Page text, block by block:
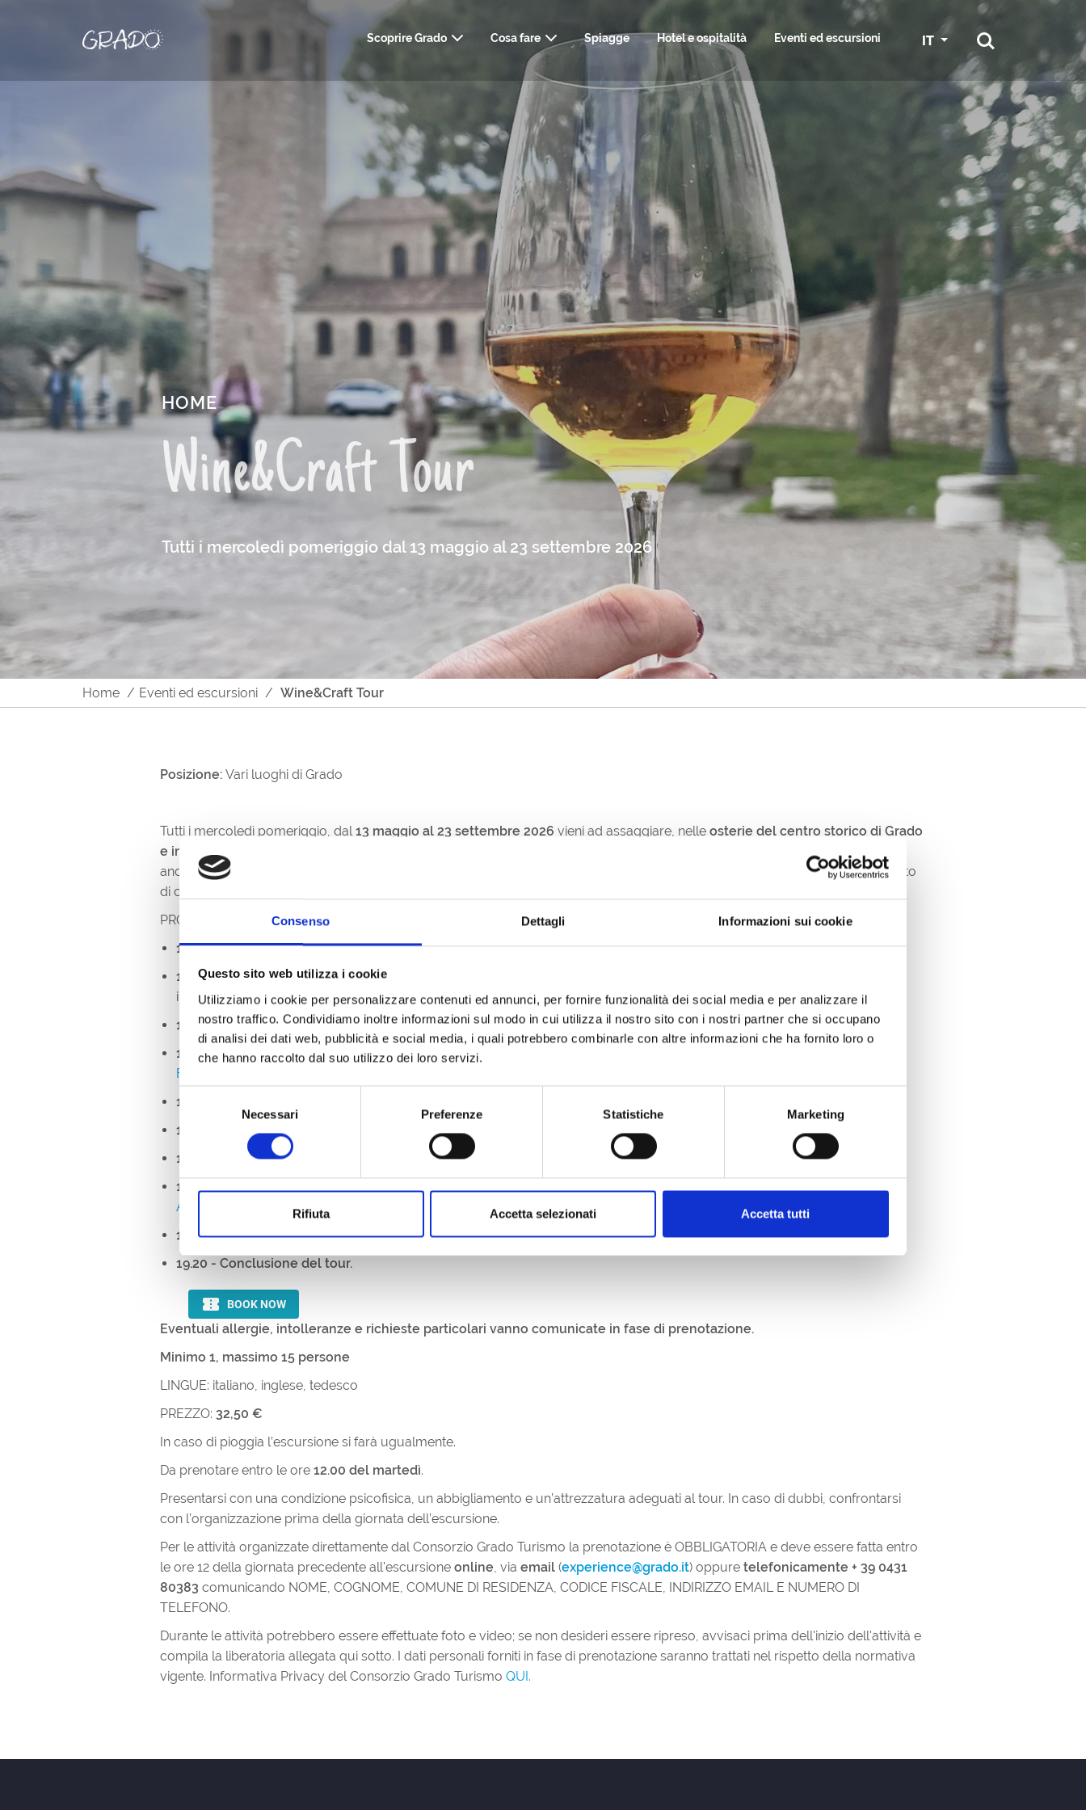
Consenso Dettagli Informazioni sui cookie
Questo sito web utilizza i cookie
Utilizziamo i cookie per personalizzare contenuti ed annunci, per fornire funzionalità dei social media e per analizzare il
nostro traffico. Condividiamo inoltre informazioni sul modo in cui utilizza il nostro sito con i nostri partner che si occupano
di analisi dei dati web, pubblicità e social media, i quali potrebbero combinarle con altre informazioni che ha fornito loro o
che hanno raccolto dal suo utilizzo dei loro servizi.
Selezione
consenso
Necessari Preferenze Statistiche Marketing
Rifiuta Accetta selezionati Accetta tutti
Scoprire Grado
COME ARRIVARE INFO UTILI, TRASPORTI E SERVIZI GRADO IN BICI
WEBCAM KIT DEL VIAGGIATORE SERVIZI NAUTICI E MARINE
Cosa fare
ARTE, STORIA E CULTURA NATURA
RISTORANTI & BAR
TERME, WELLNESS & HAIR
STYLIST
ESPLORA I DINTORNI
SHOPPING E SERVIZI MATRIMONI CONGRESSI
Spiagge Hotel e ospitalità Eventi ed escursioni IT
HOME
Wine&Craft Tour
Tutti i mercoledì pomeriggio dal 13 maggio al 23 settembre 2026
Home Eventi ed escursioni Wine&Craft Tour
Posizione: Vari luoghi di Grado
Tutti i mercoledì pomeriggio, dal13 maggio al 23 settembre 2026 vieni ad assaggiare, nelleosterie del centro storico di Grado
e in un negozio di vini
, accompagnati da gustosi crostini. Tra una tappa e l'altra, potrai visitare
anche alcune
. Dal laboratorio orafo alla bottega di calzature made in Italy, passando per il negozietto
di ceramiche artigianali.
PROGRAMMA:
16.45 - Ritrovo presso bar LàdelaCesa,Via Gradenigo, 5;
16.50 -degustazione diRibolla Gialla Brut Rubeŏlus, ERMESBOTANICA
il bar LàdelaCesa;
17.10 -visita al negozio di ceramiche artigianaliSalsedine Ceramiche Grado;
17.25 - degustazione diRibolla Gialla, Rocca Bernarda
Filomena
17.40 -
18.00 -
degustazione di Pinot nero, Antico Broilo, abbinato a: crostino con burro e acciughe, presso il barAl Anzolo
18.20 -
visita alla bottega di calzature made in Italy
18.40 -degustazione diFriulano, Castello di Spessa, abbinato a: crostino con Prosciutto di San Daniele, presso ilWine Bar
Amadeus
19.05 -degustazione diLiquore di Terrano, Knez, abbinato a: dolcetto ai frutti rossi, presso ilWine Store;
19.20 - Conclusione del tour.
Eventuali allergie, intolleranze e richieste particolari vanno comunicate in fase di prenotazione.
Minimo 1, massimo 15 persone
LINGUE: italiano, inglese, tedesco
PREZZO: 32,50 €
In caso di pioggia l’escursione si farà ugualmente.
Da prenotare entro le ore12.00 del martedì.
Presentarsi con una condizione psicofisica, un abbigliamento e un’attrezzatura adeguati al tour. In caso di dubbi, confrontarsi
con l’organizzazione prima della giornata dell’escursione.
Per le attività organizzate direttamente dal Consorzio Grado Turismo la prenotazione è OBBLIGATORIA e deve essere fatta entro
le ore 12 della giornata precedente all'escursioneonline, viaemail (experience@grado.it) oppuretelefonicamente + 39 0431
80383 comunicando NOME, COGNOME, COMUNE DI RESIDENZA, CODICE FISCALE, INDIRIZZO EMAIL E NUMERO DI
TELEFONO.
Durante le attività potrebbero essere effettuate foto e video; se non desideri essere ripreso, avvisaci prima dell'inizio dell'attività e
compila la liberatoria allegata qui sotto. I dati personali forniti in fase di prenotazione saranno trattati nel rispetto della normativa
vigente. Informativa Privacy del Consorzio Grado TurismoQUI.